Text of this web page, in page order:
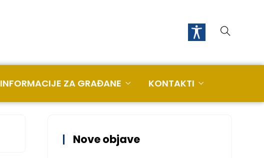
INFORMACIJE ZA GRAĐANE KONTAKTI
Nove objave